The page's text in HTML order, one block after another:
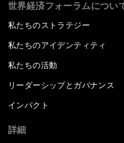
世界経済フォーラムについ
私たちのストラテジー
私たちのアイデンティティ
私たちの活動
リーダーシップとガバナンス
インパクト
詳細